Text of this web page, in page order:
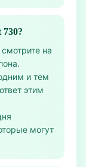
на
и тем
этим
могут